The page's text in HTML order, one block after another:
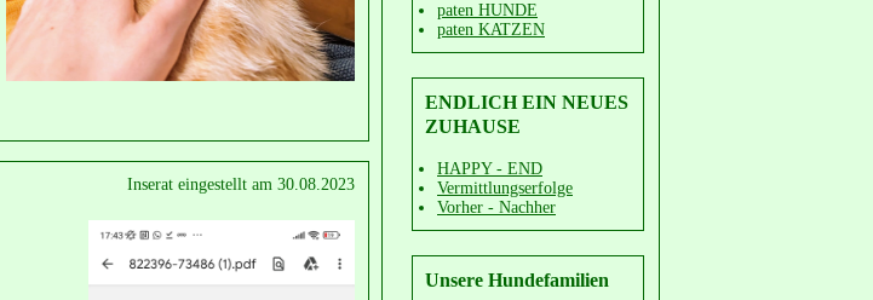
Inserat eingestellt am 30.08.2023
paten HUNDE
paten KATZEN
ENDLICH EIN NEUES
ZUHAUSE
HAPPY - END
Vermittlungserfolge
Vorher - Nachher
Unsere Hundefamilien